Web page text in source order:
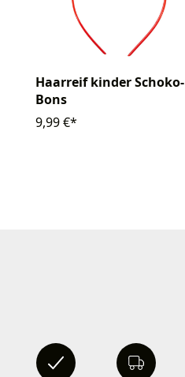
Haarreif kinder Schoko-
Bons
9,99 €*